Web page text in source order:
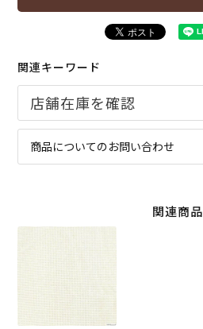
関連キーワード
商品についてのお問い合わせ
関連商品